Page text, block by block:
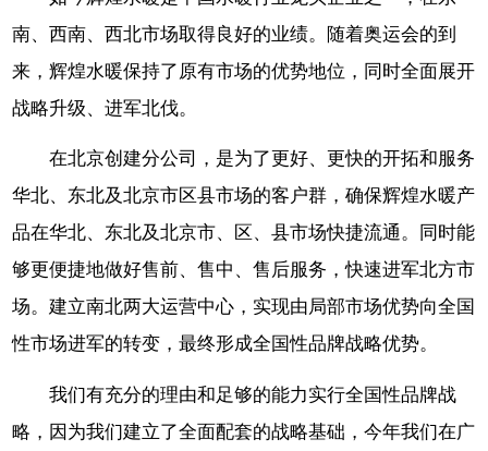
南、西南、西北市场取得良好的业绩。随着奥运会的到
来，辉煌水暖保持了原有市场的优势地位，同时全面展开
战略升级、进军北伐。
在北京创建分公司，是为了更好、更快的开拓和服务
华北、东北及北京市区县市场的客户群，确保辉煌水暖产
品在华北、东北及北京市、区、县市场快捷流通。同时能
够更便捷地做好售前、售中、售后服务，快速进军北方市
场。建立南北两大运营中心，实现由局部市场优势向全国
性市场进军的转变，最终形成全国性品牌战略优势。
我们有充分的理由和足够的能力实行全国性品牌战
略，因为我们建立了全面配套的战略基础，今年我们在广